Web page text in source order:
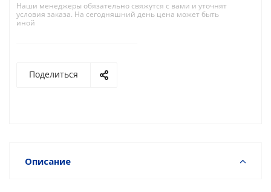
Наши менеджеры обязательно свяжутся с вами и уточнят
условия заказа. На сегодняшний день цена может быть
иной
Поделиться
Описание